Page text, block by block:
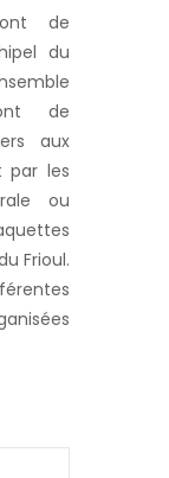
de
du
de
aux
par les
ou
Frioul.